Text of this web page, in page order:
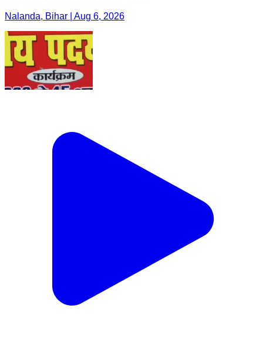
Nalanda, Bihar | Aug 6, 2026